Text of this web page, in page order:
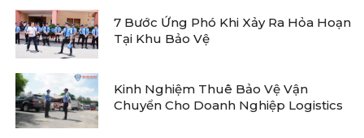
7 Bước Ứng Phó Khi Xảy Ra Hỏa Hoạn
Tại Khu Bảo Vệ
Kinh Nghiệm Thuê Bảo Vệ Vận
Chuyển Cho Doanh Nghiệp Logistics